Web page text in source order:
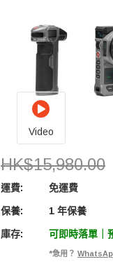
Video
Tilta 鐵頭 WLC-
HK$15,980.00
運費: 免運費
保養: 1 年保養
庫存: 可即時落單｜
*急用？